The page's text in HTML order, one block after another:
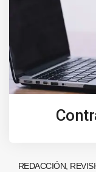
REDACCIÓN,